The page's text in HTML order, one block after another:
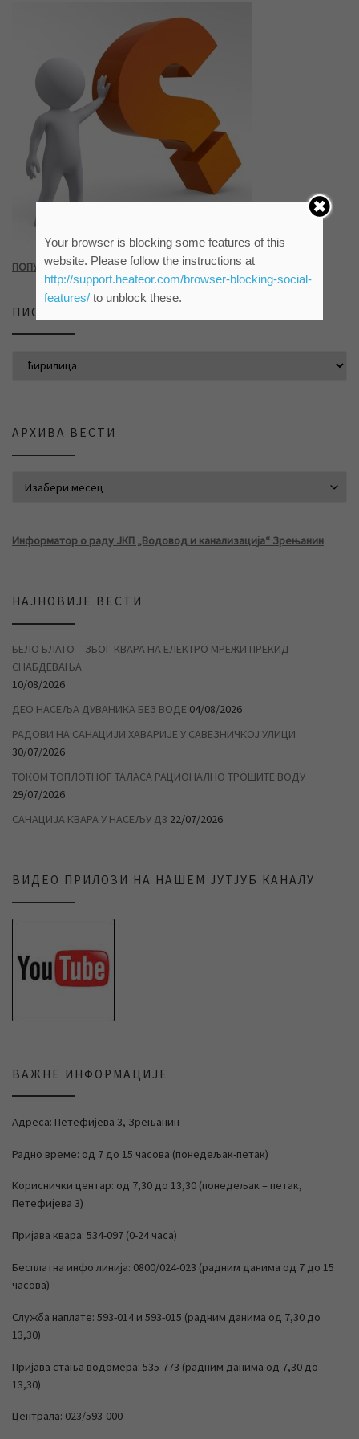
ПОПУНИТЕ УПИТНИК КЛИКОМ НА СЛИКУ ИЛИ ОВАЈ ЛИНК
ПИСМО САЈТА
АРХИВА ВЕСТИ
Информатор о раду ЈКП „Водовод и канализација“ Зрењанин
НАЈНОВИЈЕ ВЕСТИ
БЕЛО БЛАТО – ЗБОГ КВАРА НА ЕЛЕКТРО МРЕЖИ ПРЕКИД
СНАБДЕВАЊА
10/08/2026
ДЕО НАСЕЉА ДУВАНИКА БЕЗ ВОДЕ 04/08/2026
РАДОВИ НА САНАЦИЈИ ХАВАРИЈЕ У САВЕЗНИЧКОЈ УЛИЦИ
30/07/2026
ТОКОМ ТОПЛОТНОГ ТАЛАСА РАЦИОНАЛНО ТРОШИТЕ ВОДУ
29/07/2026
САНАЦИЈА КВАРА У НАСЕЉУ Д3 22/07/2026
ВИДЕО ПРИЛОЗИ НА НАШЕМ ЈУТЈУБ КАНАЛУ
ВАЖНЕ ИНФОРМАЦИЈЕ
Адреса: Петефијева 3, Зрењанин
Радно време: од 7 до 15 часова (понедељак-петак)
Кориснички центар: од 7,30 до 13,30 (понедељак – петак,
Петефијева 3)
Пријава квара: 534-097 (0-24 часа)
Бесплатна инфо линија: 0800/024-023 (радним данима од 7 до 15
часова)
Служба наплате: 593-014 и 593-015 (радним данима од 7,30 до
13,30)
Пријава стања водомера: 535-773 (радним данима од 7,30 до
13,30)
Централа: 023/593-000
Your browser is blocking some features of this
website. Please follow the instructions at
http://support.heateor.com/browser-blocking-social-
features/to unblock these.